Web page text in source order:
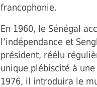
francophonie.
En 1960, le Sénégal
l’indépendance et
président, réélu
unique plébiscité à
1976, il introduira le